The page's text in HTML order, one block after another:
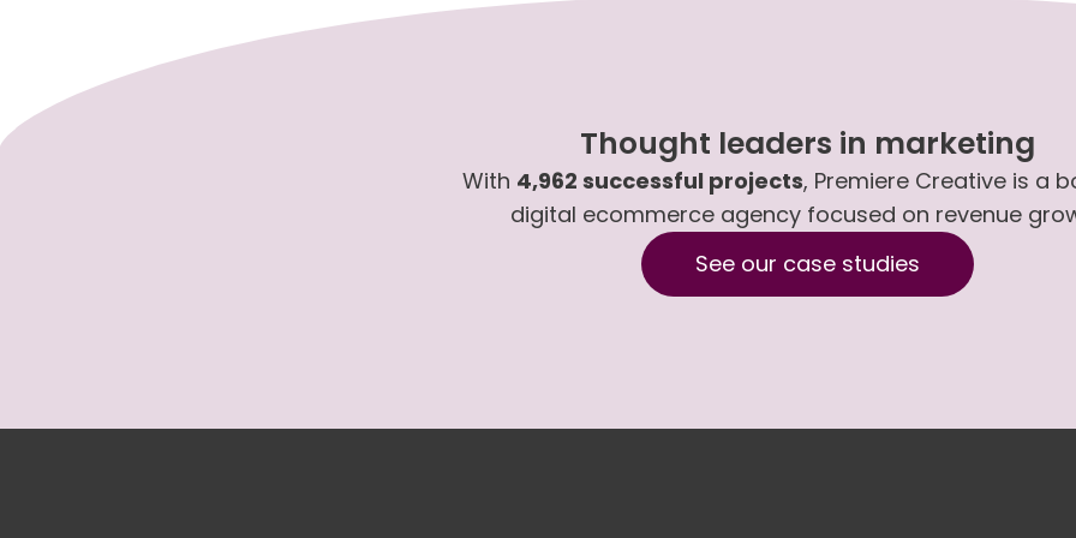
Thought leaders in marketing
With 4,962 successful projects, Premiere Creative is a
digital ecommerce agency focused on revenue
See our case studies